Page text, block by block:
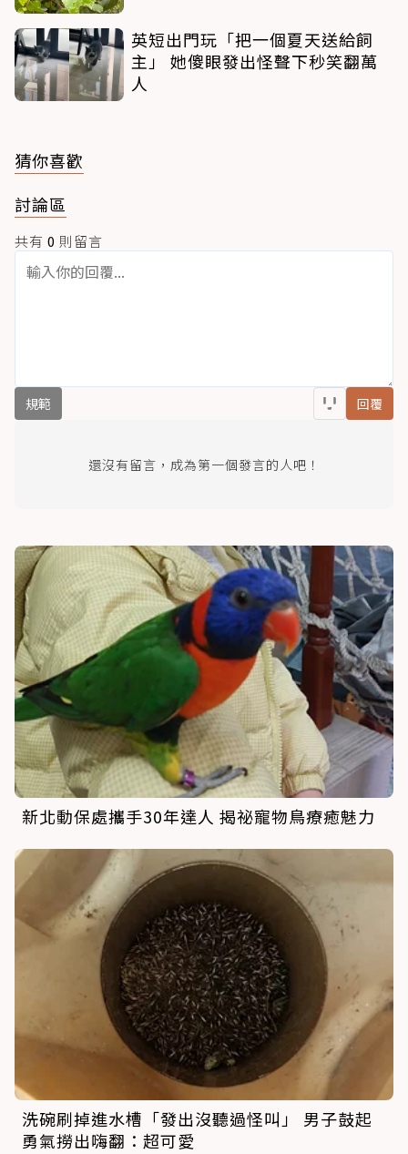
英短出門玩「把一個夏天送給飼
主」 她傻眼發出怪聲下秒笑翻萬
人
猜你喜歡
討論區
共有 0 則留言
規範 回覆
還沒有留言，成為第一個發言的人吧！
新北動保處攜手30年達人 揭祕寵物鳥療癒魅力
洗碗刷掉進水槽「發出沒聽過怪叫」 男子鼓起
勇氣撈出嗨翻：超可愛